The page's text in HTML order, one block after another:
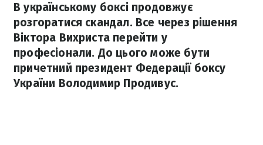
В українському боксі продовжує
розгоратися скандал. Все через рішення
Віктора Вихриста перейти у
професіонали. До цього може бути
причетний президент Федерації боксу
України Володимир Продивус.